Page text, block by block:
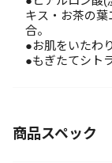
キス・お茶の
合。
●お肌をいたわ
●もぎたてシト
商品スペック